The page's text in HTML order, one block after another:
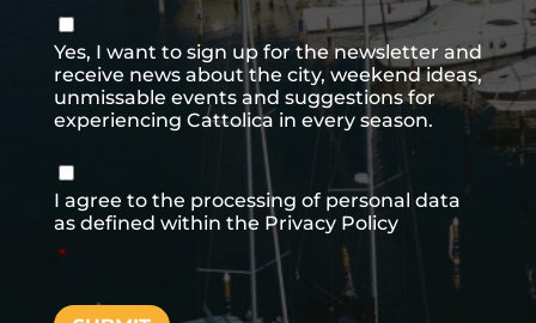
Consenso
newsletter
Yes, I want to sign up for the newsletter and
receive news about the city, weekend ideas,
unmissable events and suggestions for
experiencing Cattolica in every season.
Consenso
I agree to the processing of personal data
as defined within the Privacy Policy
*